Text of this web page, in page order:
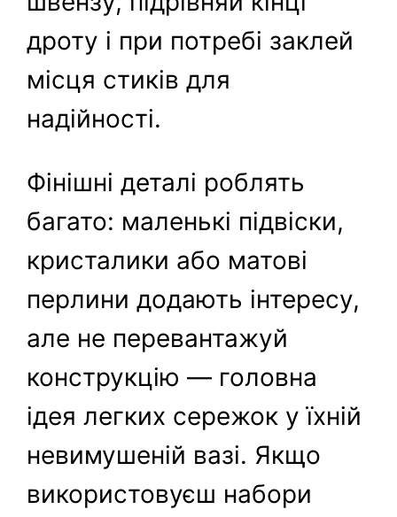
дроту і при потребі заклей
місця стиків для
надійності.
Фінішні деталі роблять
багато: маленькі підвіски,
кристалики або матові
перлини додають інтересу,
але не перевантажуй
конструкцію — головна
ідея легких сережок у їхній
невимушеній вазі. Якщо
використовуєш набори